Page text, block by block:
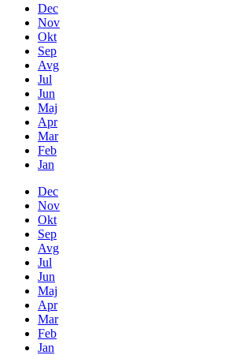
Dec
Nov
Okt
Sep
Avg
Jul
Jun
Maj
Apr
Mar
Feb
Jan
Dec
Nov
Okt
Sep
Avg
Jul
Jun
Maj
Apr
Mar
Feb
Jan